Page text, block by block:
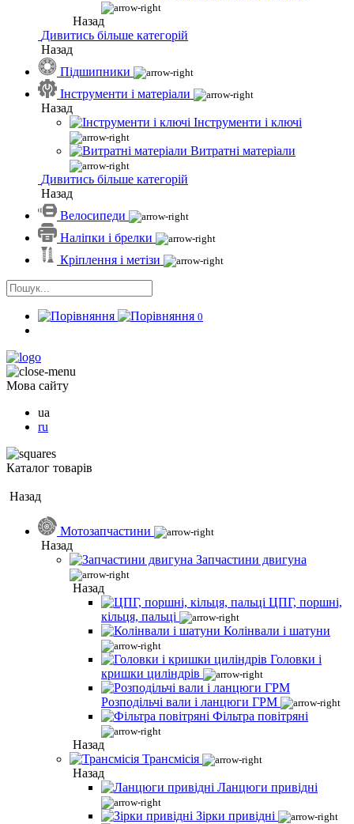
Назад
Дивитись більше категорій
Назад
Підшипники
Інструменти і матеріали
Назад
Інструменти і ключі
Витратні матеріали
Дивитись більше категорій
Назад
Велосипеди
Наліпки і брелки
Кріплення і метізи
0
Мова сайту
ua
ru
Каталог товарів
Назад
Мотозапчастини
Назад
Запчастини двигуна
Назад
ЦПГ, поршні,
кільця, пальці
Колінвали і шатуни
Головки і
кришки циліндрів
Розподільчі вали і ланцюги ГРМ
Фільтра повітряні
Назад
Трансмісія
Назад
Ланцюги привідні
Зірки привідні